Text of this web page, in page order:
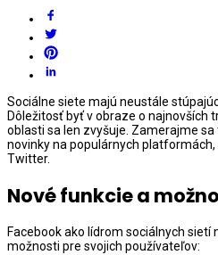
Sociálne siete majú neustále
Dôležitosť byť v obraze o najnovších
oblasti sa len zvyšuje. Zamerajme
novinky na populárnych
Twitter.
Nové funkcie a
Facebook ako lídrom sociálnych
možnosti pre svojich používateľov: